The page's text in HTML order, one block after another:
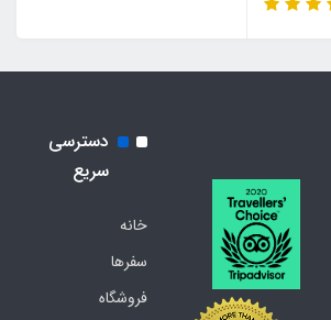
دسترسی
سریع
خانه
سفرها
فروشگاه